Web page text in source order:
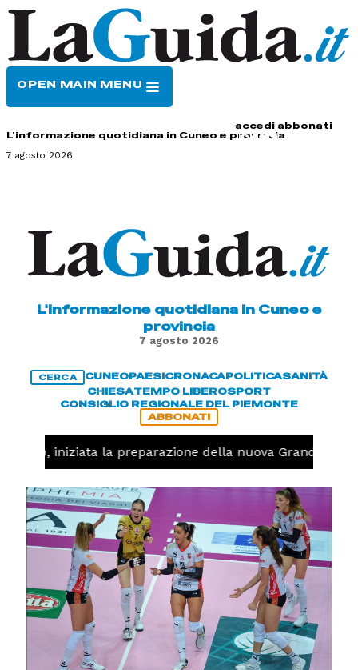
OPEN MAIN MENU
accedi abbonati
L'informazione quotidiana in Cuneo e provincia
7 agosto 2026
L'informazione quotidiana in Cuneo e
provincia
7 agosto 2026
CERCA CUNEOPAESICRONACAPOLITICASANITÀ
CHIESATEMPO LIBEROSPORT
CONSIGLIO REGIONALE DEL PIEMONTE
ABBONATI
iniziata la preparazione della nuova Granda Volley